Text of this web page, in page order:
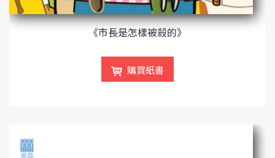
《市長是怎樣被殺的》
購買紙書